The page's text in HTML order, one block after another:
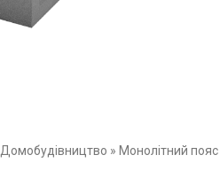
Домобудівництво » Монолітний пояс